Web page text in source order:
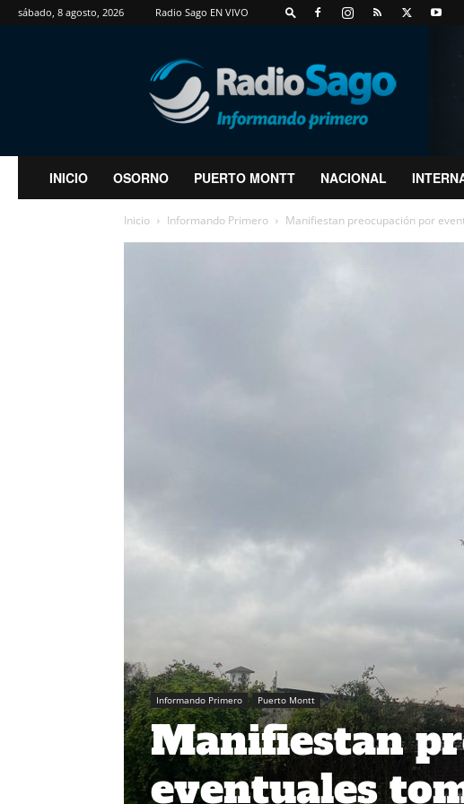
sábado, 8 agosto, 2026 Radio Sago EN VIVO
RadioSago
INICIO OSORNO PUERTO MONTT NACIONAL
Inicio Informando Primero Manifiestan preocupación por
Informando Primero Puerto Montt
Manifiestan
eventuales